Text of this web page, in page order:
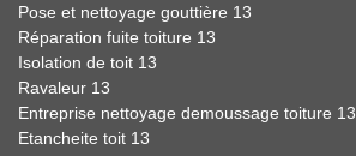
Pose et nettoyage gouttière 13
Réparation fuite toiture 13
Isolation de toit 13
Ravaleur 13
Entreprise nettoyage demoussage toiture 13
Etancheite toit 13